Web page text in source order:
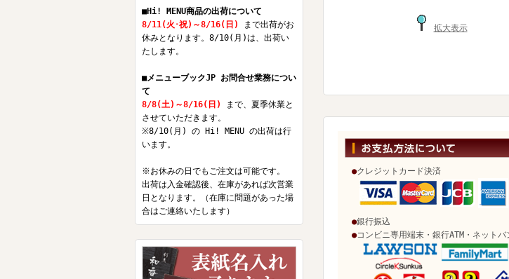
■Hi! MENU商品の出荷について
8/11(火･祝)～8/16(日)
まで出荷がお
休みとなります。8/10(月)は、出荷い
たします。
■メニューブックJP お問合せ業務につい
て
8/8(土)～8/16(日)
まで、夏季休業と
させていただきます。
※8/10(月) の Hi! MENU の出荷は行
います。
※お休みの日でもご注文は可能です。
出荷は入金確認後、在庫があれば次営業
日となります。（在庫に問題があった場
合はご連絡いたします）
拡大表示
●クレジットカード決済
●銀行振込
●コンビニ専用端末・銀行ATM・ネットバ